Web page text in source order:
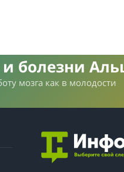
болезни
мозга как в молодости